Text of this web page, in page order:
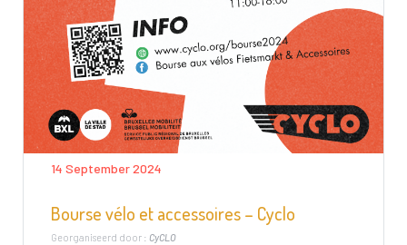
14 September 2024
Bourse vélo et accessoires – Cyclo
Georganiseerd door : CyCLO